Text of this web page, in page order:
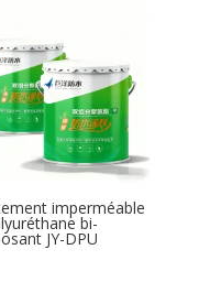
imperméable
bi-
JY-DPU